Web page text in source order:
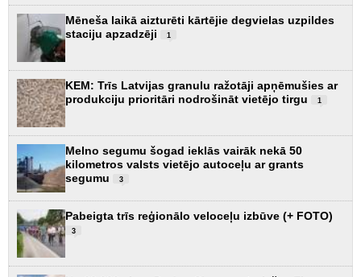
Mēneša laikā aizturēti kārtējie degvielas uzpildes
staciju apzadzēji
1
KEM: Trīs Latvijas granulu ražotāji apņēmušies ar
produkciju prioritāri nodrošināt vietējo tirgu
1
Melno segumu šogad ieklās vairāk nekā 50
kilometros valsts vietējo autoceļu ar grants
segumu
3
Pabeigta trīs reģionālo veloceļu izbūve (+ FOTO)
3